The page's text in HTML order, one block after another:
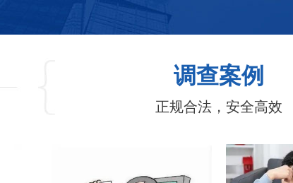
调查案例
正规合法，安全高效